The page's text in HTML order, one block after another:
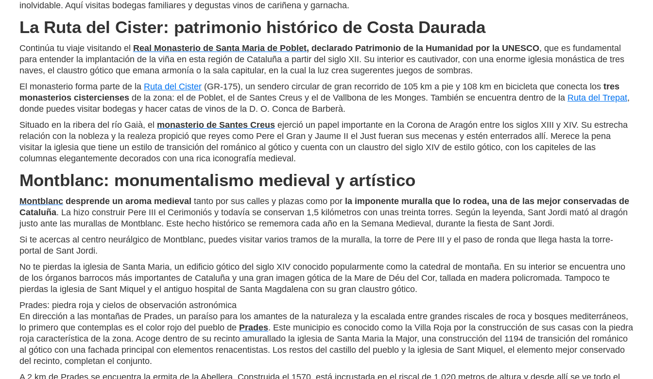
inolvidable. Aquí visitas bodegas familiares y degustas vinos de cariñena y garnacha.
La Ruta del Cister: patrimonio histórico de Costa Daurada
Continúa tu viaje visitando el Real Monasterio de Santa Maria de Poblet, declarado Patrimonio de la Humanidad por la UNESCO, que es fundamental
para entender la implantación de la viña en esta región de Cataluña a partir del siglo XII. Su interior es cautivador, con una enorme iglesia monástica de tres
naves, el claustro gótico que emana armonía o la sala capitular, en la cual la luz crea sugerentes juegos de sombras.
El monasterio forma parte de la Ruta del Cister (GR-175), un sendero circular de gran recorrido de 105 km a pie y 108 km en bicicleta que conecta los tres
monasterios cistercienses de la zona: el de Poblet, el de Santes Creus y el de Vallbona de les Monges. También se encuentra dentro de la Ruta del Trepat,
donde puedes visitar bodegas y hacer catas de vinos de la D. O. Conca de Barberà.
Situado en la ribera del río Gaià, el monasterio de Santes Creus ejerció un papel importante en la Corona de Aragón entre los siglos XIII y XIV. Su estrecha
relación con la nobleza y la realeza propició que reyes como Pere el Gran y Jaume II el Just fueran sus mecenas y estén enterrados allí. Merece la pena
visitar la iglesia que tiene un estilo de transición del románico al gótico y cuenta con un claustro del siglo XIV de estilo gótico, con los capiteles de las
columnas elegantemente decorados con una rica iconografía medieval.
Montblanc: monumentalismo medieval y artístico
Montblanc desprende un aroma medieval tanto por sus calles y plazas como por la imponente muralla que lo rodea, una de las mejor conservadas de
Cataluña. La hizo construir Pere III el Cerimoniós y todavía se conservan 1,5 kilómetros con unas treinta torres. Según la leyenda, Sant Jordi mató al dragón
justo ante las murallas de Montblanc. Este hecho histórico se rememora cada año en la Semana Medieval, durante la fiesta de Sant Jordi.
Si te acercas al centro neurálgico de Montblanc, puedes visitar varios tramos de la muralla, la torre de Pere III y el paso de ronda que llega hasta la torre-
portal de Sant Jordi.
No te pierdas la iglesia de Santa Maria, un edificio gótico del siglo XIV conocido popularmente como la catedral de montaña. En su interior se encuentra uno
de los órganos barrocos más importantes de Cataluña y una gran imagen gótica de la Mare de Déu del Cor, tallada en madera policromada. Tampoco te
pierdas la iglesia de Sant Miquel y el antiguo hospital de Santa Magdalena con su gran claustro gótico.
Prades: piedra roja y cielos de observación astronómica
En dirección a las montañas de Prades, un paraíso para los amantes de la naturaleza y la escalada entre grandes riscales de roca y bosques mediterráneos,
lo primero que contemplas es el color rojo del pueblo de Prades. Este municipio es conocido como la Villa Roja por la construcción de sus casas con la piedra
roja característica de la zona. Acoge dentro de su recinto amurallado la iglesia de Santa Maria la Major, una construcción del 1194 de transición del románico
al gótico con una fachada principal con elementos renacentistas. Los restos del castillo del pueblo y la iglesia de Sant Miquel, el elemento mejor conservado
del recinto, completan el conjunto.
A 2 km de Prades se encuentra la ermita de la Abellera. Construida el 1570, está incrustada en el riscal de 1.020 metros de altura y desde allí se ve todo el